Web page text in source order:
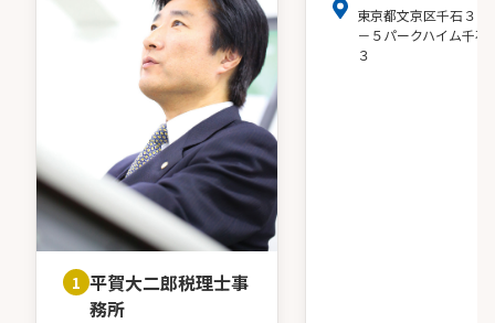
1 平賀大二郎税理士事
務所
東京都文京区千石３－
－５パークハイム千石
３